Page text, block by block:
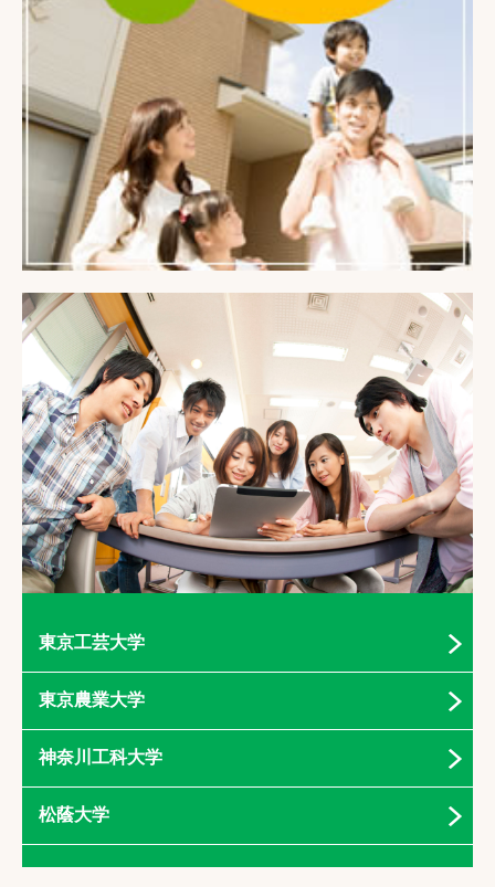
東京工芸大学
東京農業大学
神奈川工科大学
松蔭大学